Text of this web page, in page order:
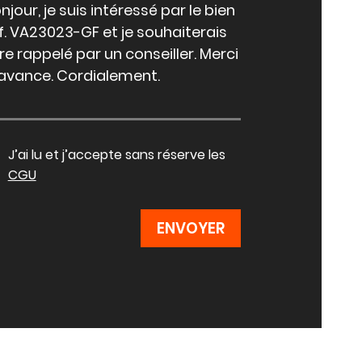
J’ai lu et j’accepte sans réserve les
CGU
ENVOYER